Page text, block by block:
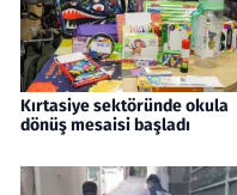
Kırtasiye sektöründe okula
dönüş mesaisi başladı